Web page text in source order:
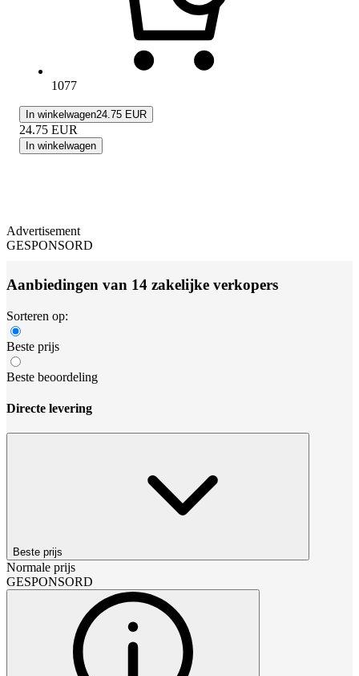
1077
In winkelwagen24.75 EUR
24.75 EUR
In winkelwagen
Advertisement
GESPONSORD
Aanbiedingen van 14 zakelijke verkopers
Sorteren op:
Beste prijs
Beste beoordeling
Directe levering
Beste prijs
Normale prijs
GESPONSORD